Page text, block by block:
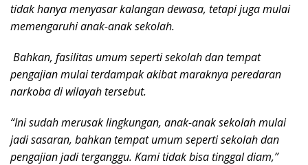
tidak hanya menyasar kalangan dewasa, tetapi juga mulai
memengaruhi anak-anak sekolah.
Bahkan, fasilitas umum seperti sekolah dan tempat
pengajian mulai terdampak akibat maraknya peredaran
narkoba di wilayah tersebut.
“Ini sudah merusak lingkungan, anak-anak sekolah mulai
jadi sasaran, bahkan tempat umum seperti sekolah dan
pengajian jadi terganggu. Kami tidak bisa tinggal diam,”